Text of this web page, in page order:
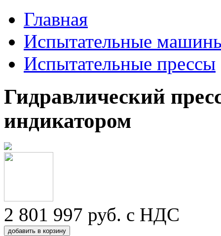
Главная
Испытательные
Испытательные прессы
Гидравлический
индикатором
2 801 997 руб. с НДС
добавить в корзину